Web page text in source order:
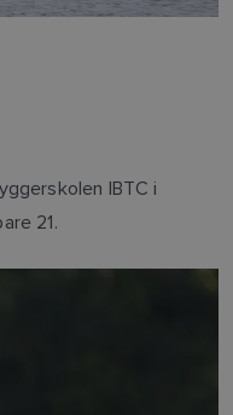
IBTC i
21.